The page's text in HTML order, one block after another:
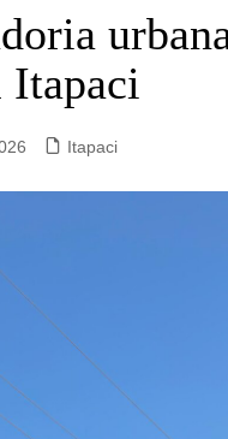
Itapaci
Itapaci